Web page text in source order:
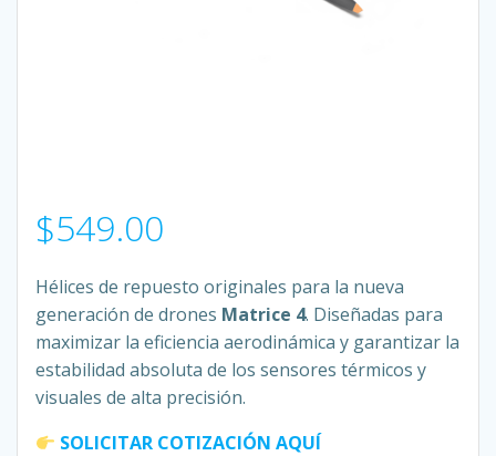
$549.00
Hélices de repuesto originales para la nueva
generación de drones Matrice 4. Diseñadas para
maximizar la eficiencia aerodinámica y garantizar la
estabilidad absoluta de los sensores térmicos y
visuales de alta precisión.
SOLICITAR COTIZACIÓN AQUÍ